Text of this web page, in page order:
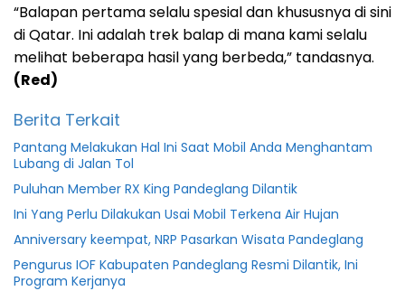
“Balapan pertama selalu spesial dan khususnya di sini
di Qatar. Ini adalah trek balap di mana kami selalu
melihat beberapa hasil yang berbeda,” tandasnya.
(Red)
Berita Terkait
Pantang Melakukan Hal Ini Saat Mobil Anda Menghantam
Lubang di Jalan Tol
Puluhan Member RX King Pandeglang Dilantik
Ini Yang Perlu Dilakukan Usai Mobil Terkena Air Hujan
Anniversary keempat, NRP Pasarkan Wisata Pandeglang
Pengurus IOF Kabupaten Pandeglang Resmi Dilantik, Ini
Program Kerjanya